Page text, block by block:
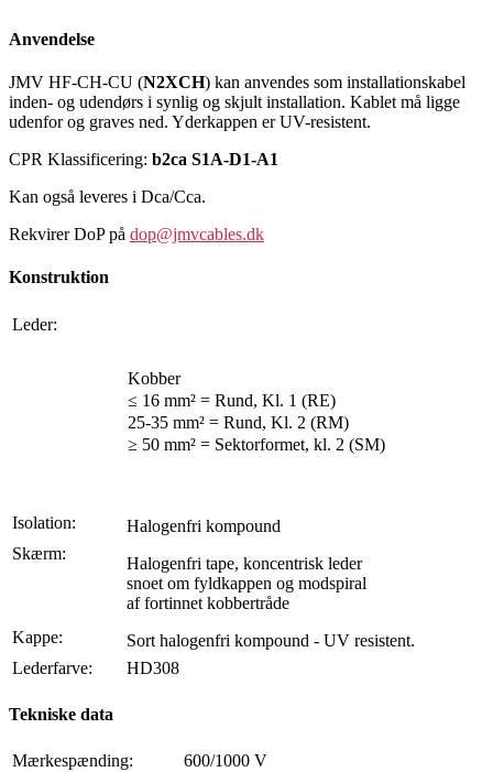
Anvendelse
JMV HF-CH-CU (N2XCH) kan anvendes som installationskabel
inden- og udendørs i synlig og skjult installation. Kablet må ligge
udenfor og graves ned. Yderkappen er UV-resistent.
CPR Klassificering: b2ca S1A-D1-A1
Kan også leveres i Dca/Cca.
Rekvirer DoP på dop@jmvcables.dk
Konstruktion
Leder:
Kobber
≤ 16 mm² = Rund, Kl. 1 (RE)
25-35 mm² = Rund, Kl. 2 (RM)
≥ 50 mm² = Sektorformet, kl. 2 (SM)
Isolation:
Halogenfri kompound
Skærm:
Halogenfri tape, koncentrisk leder
snoet om fyldkappen og modspiral
af fortinnet kobbertråde
Kappe:
Sort halogenfri kompound - UV resistent.
Lederfarve:
HD308
Tekniske data
Mærkespænding:
600/1000 V